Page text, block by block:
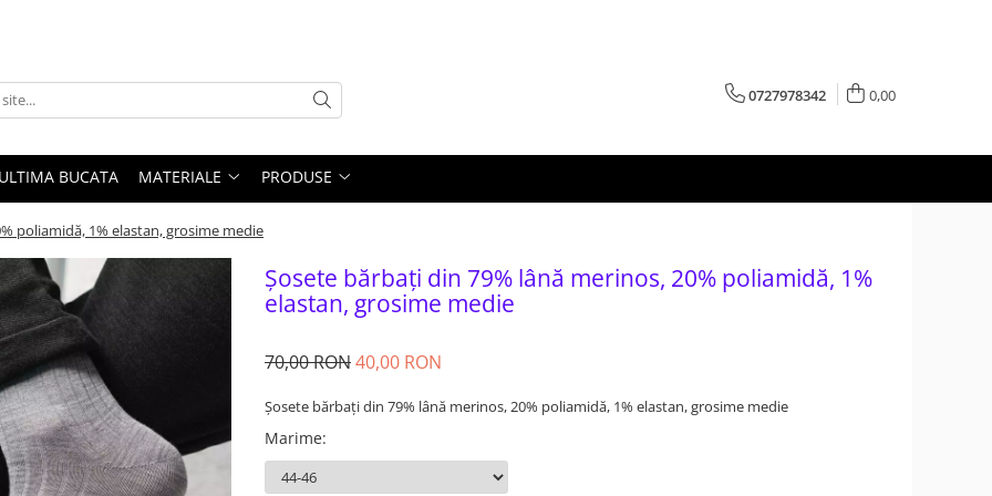
0727978342 0,00
ULTIMA BUCATA MATERIALE PRODUSE
poliamidă, 1% elastan, grosime medie
Șosete bărbați din 79% lână merinos, 20% poliamidă, 1%
elastan, grosime medie
70,00 RON40,00 RON
Șosete bărbați din 79% lână merinos, 20% poliamidă, 1% elastan, grosime medie
Marime: